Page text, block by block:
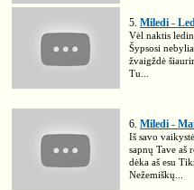
5. Miledi -
Vėl naktis
Šypsosi
žvaigždė
Tu...
6. Miledi -
Iš savo
sapnų Tave aš
dėka aš esu
Nežemiškų...